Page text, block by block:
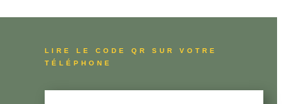
LIRE LE CODE QR SUR VOTRE
TÉLÉPHONE